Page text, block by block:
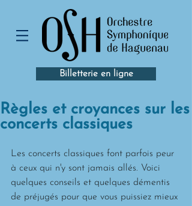
Billetterie en ligne
Règles et croyances sur les
concerts classiques
Les concerts classiques font parfois peur
à ceux qui n'y sont jamais allés. Voici
quelques conseils et quelques démentis
de préjugés pour que vous puissiez mieux